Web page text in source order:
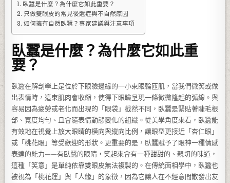
臥蠶是什麼？為什麼它如此重要？
只做雙眼皮的常見後遺症與不自然原因
如何擁有自然臥蠶？專家建議與注意事項
臥蠶是什麼？為什麼它如此重
要？
臥蠶在解剖學上是位於下眼瞼邊緣的一小束眼輪匝肌，當我們微笑或做
出表情時，這束肌肉會收縮，使得下眼瞼呈現一條微微隆起的弧線。與
容易因為疲勞或老化而出現的「眼袋」截然不同，臥蠶是緊貼著睫毛根
部、寬度均勻、且會隨表情動態變化的組織。從美學角度來看，臥蠶能
有效地在視覺上放大眼睛的橫向與縱向比例，讓眼型更接近「杏仁眼」
或「桃花眼」等受歡迎的形狀。更重要的是，臥蠶賦予了眼神一種情感
表達的能力——有臥蠶的眼睛，笑起來會有一種甜甜的、親切的味道，
這種「笑意」是單純依靠雙眼皮無法複製的。在傳統面相學中，臥蠶也
被視為「桃花運」與「人緣」的象徵，因為它讓人在不經意間散發出友